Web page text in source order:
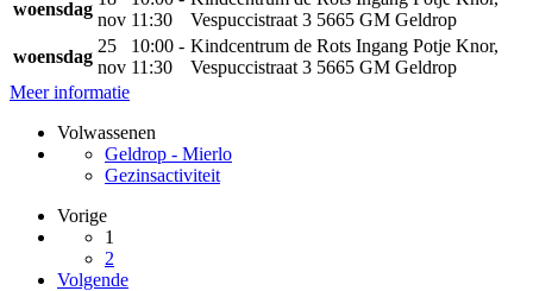
woensdag
nov 11:30
Vespuccistraat 3 5665 GM Geldrop
woensdag
25
nov
10:00 -
11:30
Kindcentrum de Rots Ingang Potje Knor,
Vespuccistraat 3 5665 GM Geldrop
Meer informatie
Volwassenen
Geldrop - Mierlo
Gezinsactiviteit
Vorige
1
2
Volgende